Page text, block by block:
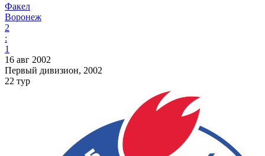
Факел
Воронеж
2
:
1
16 авг 2002
Первый дивизион, 2002
22 тур